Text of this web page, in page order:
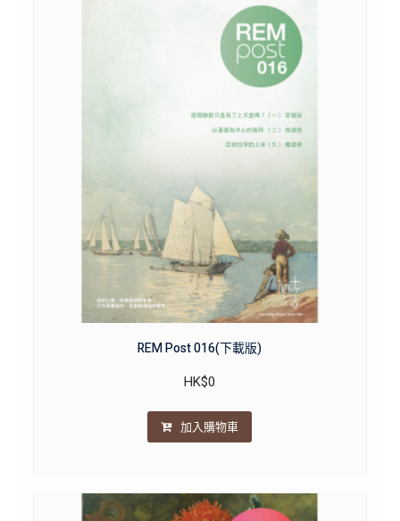
REM Post 016(下載版)
HK$0
加入購物車